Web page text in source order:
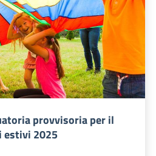
provvisoria per il
estivi 2025